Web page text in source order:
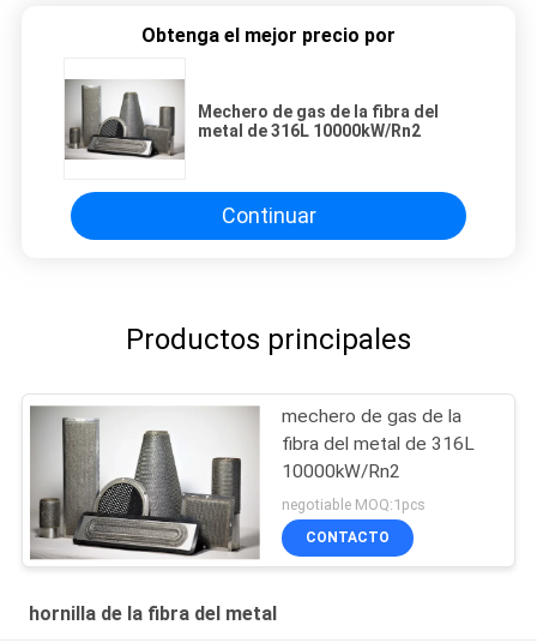
Obtenga el mejor precio por
Mechero de gas de la fibra del
metal de 316L 10000kW/Rn2
Continuar
Productos principales
mechero de gas de la
fibra del metal de 316L
10000kW/Rn2
negotiable MOQ:1pcs
CONTACTO
hornilla de la fibra del metal